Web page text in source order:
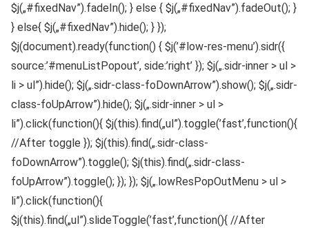
$j(„#fixedNav”).fadeIn(); } else { $j(„#fixedNav”).fadeOut(); }
} else{ $j(„#fixedNav”).hide(); } });
$j(document).ready(function() { $j(’#low-res-menu’).sidr({
source:’#menuListPopout’, side:’right’ }); $j(„.sidr-inner > ul >
li > ul”).hide(); $j(„.sidr-class-foDownArrow”).show(); $j(„.sidr-
class-foUpArrow”).hide(); $j(„.sidr-inner > ul >
li”).click(function(){ $j(this).find(„ul”).toggle(’fast’,function(){
//After toggle }); $j(this).find(„.sidr-class-
foDownArrow”).toggle(); $j(this).find(„.sidr-class-
foUpArrow”).toggle(); }); }); $j(„.lowResPopOutMenu > ul >
li”).click(function(){
$j(this).find(„ul”).slideToggle(’fast’,function(){ //After